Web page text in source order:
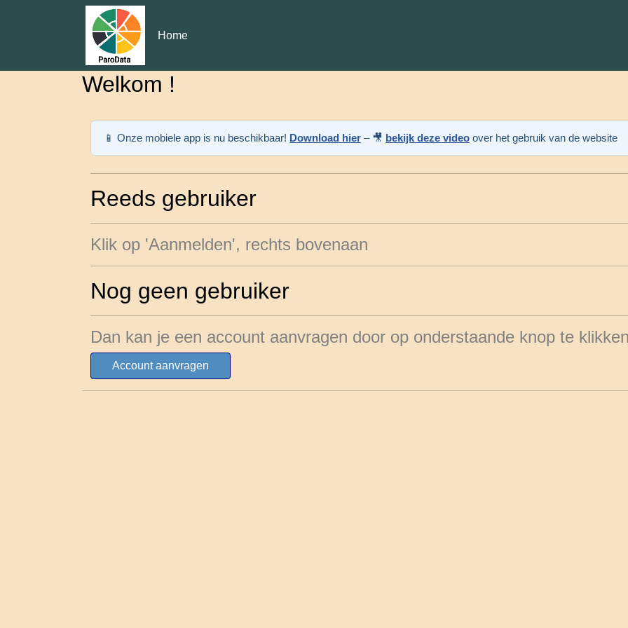
Home
Welkom !
📱 Onze mobiele app is nu beschikbaar! Download hier – 🎥 bekijk deze video over het gebruik van de website
Reeds gebruiker
Klik op 'Aanmelden', rechts bovenaan
Nog geen gebruiker
Dan kan je een account aanvragen door op onderstaande knop te
Account aanvragen